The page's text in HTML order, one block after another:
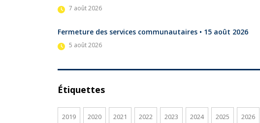
7 août 2026
Fermeture des services communautaires • 15 août 2026
5 août 2026
Étiquettes
2019 2020 2021 2022 2023 2024 2025 2026